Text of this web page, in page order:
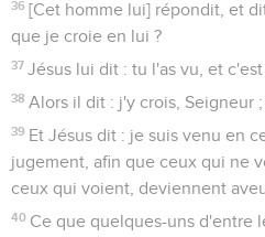
36 [Cet homme lui] répondit, et
que je croie en lui ?
37 Jésus lui dit : tu l'as vu, et
38 Alors il dit : j'y crois, Seigneur ;
39 Et Jésus dit : je suis venu en
jugement, afin que ceux qui ne
ceux qui voient, deviennent
40 Ce que quelques-uns d'entre